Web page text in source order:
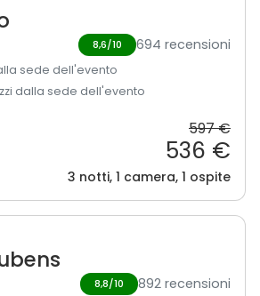
8,6/10 694 recensioni
sede dell'evento
dalla sede dell'evento
597 €
536 €
3 notti, 1 camera, 1 ospite
8,8/10 892 recensioni